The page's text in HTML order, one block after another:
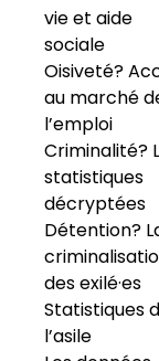
vie et aide
sociale
Oisiveté?
au marché
l’emploi
Criminalité?
statistiques
décryptées
Détention?
des exilé·es
Statistiques
l’asile